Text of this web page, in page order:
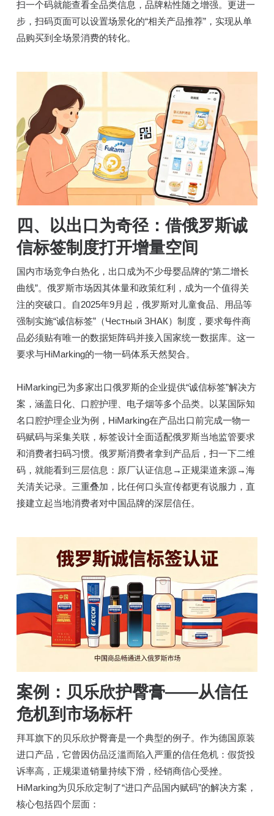
扫一个码就能查看全品类信息，品牌粘性随之增强。更进一
步，扫码页面可以设置场景化的“相关产品推荐”，实现从单
品购买到全场景消费的转化。
四、以出口为奇径：借俄罗斯诚
信标签制度打开增量空间
国内市场竞争白热化，出口成为不少母婴品牌的“第二增长
曲线”。俄罗斯市场因其体量和政策红利，成为一个值得关
注的突破口。自2025年9月起，俄罗斯对儿童食品、用品等
强制实施“诚信标签”（Честный ЗНАК）制度，要求每件商
品必须贴有唯一的数据矩阵码并接入国家统一数据库。这一
要求与HiMarking的一物一码体系天然契合。
HiMarking已为多家出口俄罗斯的企业提供“诚信标签”解决方
案，涵盖日化、口腔护理、电子烟等多个品类。以某国际知
名口腔护理企业为例，HiMarking在产品出口前完成一物一
码赋码与采集关联，标签设计全面适配俄罗斯当地监管要求
和消费者扫码习惯。俄罗斯消费者拿到产品后，扫一下二维
码，就能看到三层信息：原厂认证信息→正规渠道来源→海
关清关记录。三重叠加，比任何口头宣传都更有说服力，直
接建立起当地消费者对中国品牌的深层信任。
案例：贝乐欣护臀膏——从信任
危机到市场标杆
拜耳旗下的贝乐欣护臀膏是一个典型的例子。作为德国原装
进口产品，它曾因仿品泛滥而陷入严重的信任危机：假货投
诉率高，正规渠道销量持续下滑，经销商信心受挫。
HiMarking为贝乐欣定制了“进口产品国内赋码”的解决方案，
核心包括四个层面：